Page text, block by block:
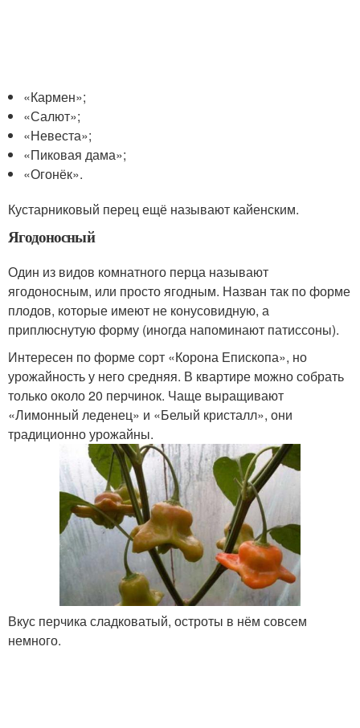
«Кармен»;
«Салют»;
«Невеста»;
«Пиковая дама»;
«Огонёк».
Кустарниковый перец ещё называют кайенским.
Ягодоносный
Один из видов комнатного перца называют
ягодоносным, или просто ягодным. Назван так по форме
плодов, которые имеют не конусовидную, а
приплюснутую форму (иногда напоминают патиссоны).
Интересен по форме сорт «Корона Епископа», но
урожайность у него средняя. В квартире можно собрать
только около 20 перчинок. Чаще выращивают
«Лимонный леденец» и «Белый кристалл», они
традиционно урожайны.
Вкус перчика сладковатый, остроты в нём совсем
немного.